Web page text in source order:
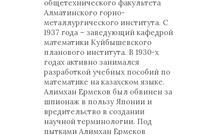
общетехнического факультета
Алматинского горно-
металлургического института. С
1937 года – заведующий кафедрой
математики Куйбышевского
планового института. В 1930-х
годах активно занимался
разработкой учебных пособий по
математике на казахском языке.
Алимхан Ермеков был обвинен за
шпионаж в пользу Японии и
вредительство в создании
научной терминологии. Под
пытками Алимхан Ермеков